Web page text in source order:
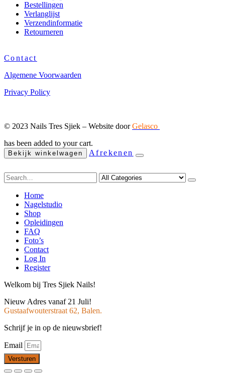
Bestellingen
Verlanglijst
Verzendinformatie
Retourneren
Contact
Algemene Voorwaarden
Privacy Policy
© 2023 Nails Tres Sjiek – Website doorGelasco
has been added to your cart.
Bekijk winkelwagen Afrekenen
Home
Nagelstudio
Shop
Opleidingen
FAQ
Foto’s
Contact
Log In
Register
Welkom bij Tres Sjiek Nails!
Nieuw Adres vanaf 21 Juli!
Gustaafwouterstraat 62, Balen.
Schrijf je in op de nieuwsbrief!
Email
Versturen